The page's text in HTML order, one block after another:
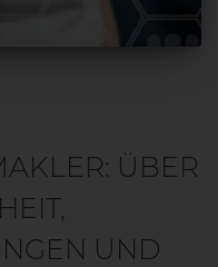
ÜBER
UND